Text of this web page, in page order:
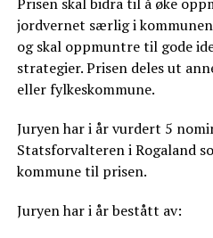
jordvernet særlig i
og skal oppmuntre til gode
strategier. Prisen deles ut
eller fylkeskommune.
Juryen har i år vurdert 5
Statsforvalteren i Rogaland
kommune til prisen.
Juryen har i år bestått av: